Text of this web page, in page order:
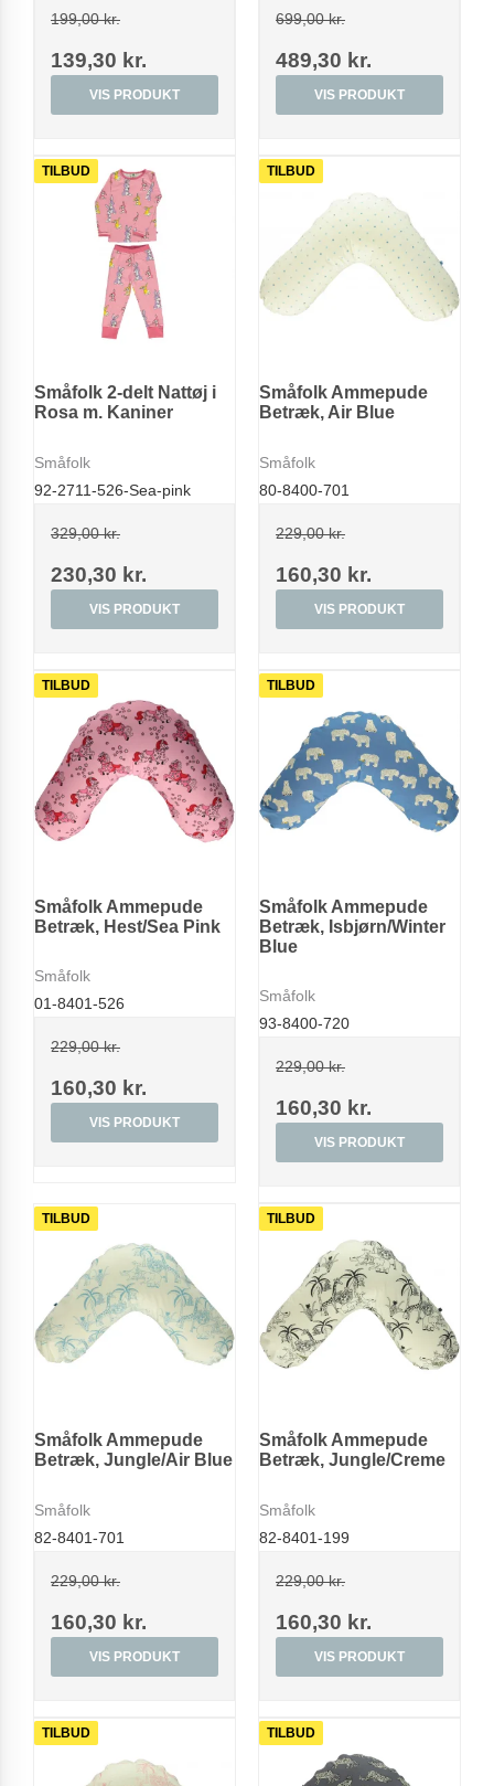
199,00 kr.
139,30 kr.
VIS PRODUKT
699,00 kr.
489,30 kr.
VIS PRODUKT
TILBUD
Småfolk 2-delt Nattøj i
Rosa m. Kaniner
Småfolk
92-2711-526-Sea-pink
329,00 kr.
230,30 kr.
VIS PRODUKT
TILBUD
Småfolk Ammepude
Betræk, Air Blue
Småfolk
80-8400-701
229,00 kr.
160,30 kr.
VIS PRODUKT
TILBUD
Småfolk Ammepude
Betræk, Hest/Sea Pink
Småfolk
01-8401-526
229,00 kr.
160,30 kr.
VIS PRODUKT
TILBUD
Småfolk Ammepude
Betræk, Isbjørn/Winter
Blue
Småfolk
93-8400-720
229,00 kr.
160,30 kr.
VIS PRODUKT
TILBUD
Småfolk Ammepude
Betræk, Jungle/Air Blue
Småfolk
82-8401-701
229,00 kr.
160,30 kr.
VIS PRODUKT
TILBUD
Småfolk Ammepude
Betræk, Jungle/Creme
Småfolk
82-8401-199
229,00 kr.
160,30 kr.
VIS PRODUKT
TILBUD TILBUD